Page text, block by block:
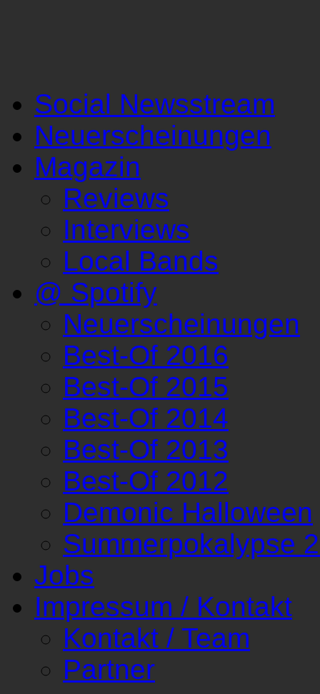
Social Newsstream
Neuerscheinungen
Magazin
Reviews
Interviews
Local Bands
@ Spotify
Neuerscheinungen
Best-Of 2016
Best-Of 2015
Best-Of 2014
Best-Of 2013
Best-Of 2012
Demonic Halloween
Summerpokalypse
Jobs
Impressum / Kontakt
Kontakt / Team
Partner